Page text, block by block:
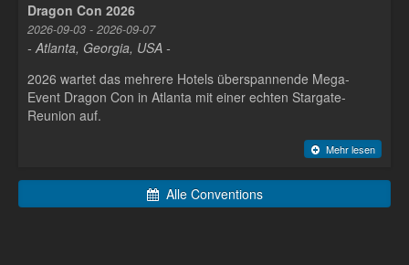
Dragon Con 2026
2026-09-03 - 2026-09-07
- Atlanta, Georgia, USA -
2026 wartet das mehrere Hotels überspannende Mega-
Event Dragon Con in Atlanta mit einer echten Stargate-
Reunion auf.
Mehr lesen
Alle Conventions